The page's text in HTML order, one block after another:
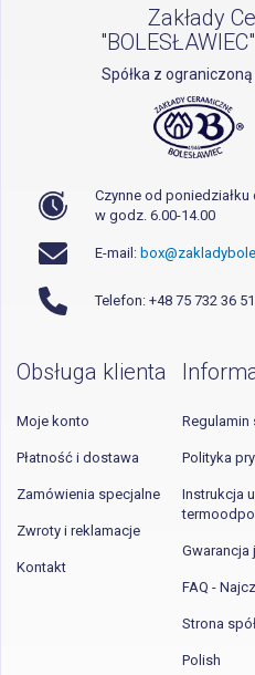
Zakłady
Spółka z
Czynne od poniedziałku
w godz. 6.00-14.00
E-mail:
Telefon: +48 75 732 36 51
Obsługa klienta
Moje konto
Płatność i dostawa
Zamówienia specjalne
Zwroty i reklamacje
Kontakt
Regulamin
Polityka
Instrukcja
Gwarancja
FAQ -
Strona
Polish